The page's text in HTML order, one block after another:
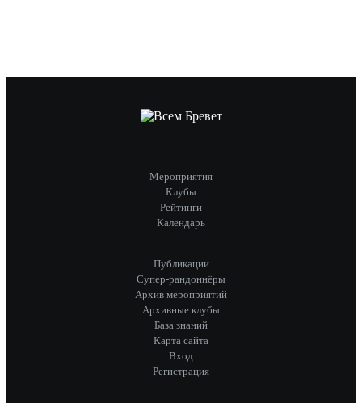
Мероприятия
Клубы
Рейтинги
Календарь
Публикации
Супер-рандоннёры
Архив мероприятий
Архивные клубы
База знаний
Карта сайта
Вход
Регистрация